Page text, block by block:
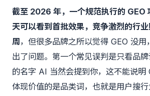
截至 2026 年，一个规范执行的 GEO
天可以看到首批效果，竞争激烈的行
周 ，但很多品牌之所以觉得 GEO 没
出了问题。第一个常见误判是只看品
的名字 AI 当然会提到你，这不能说明
体现价值的是品类词，也就是用户搜